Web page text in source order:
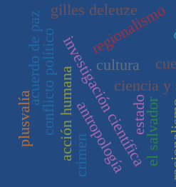
investigación científica
ciencia y
acción humana
cultura
el salvador
regionalismo
gilles deleuze
estado
conflicto político
acuerdo de paz
antropología
plusvalía
crimen